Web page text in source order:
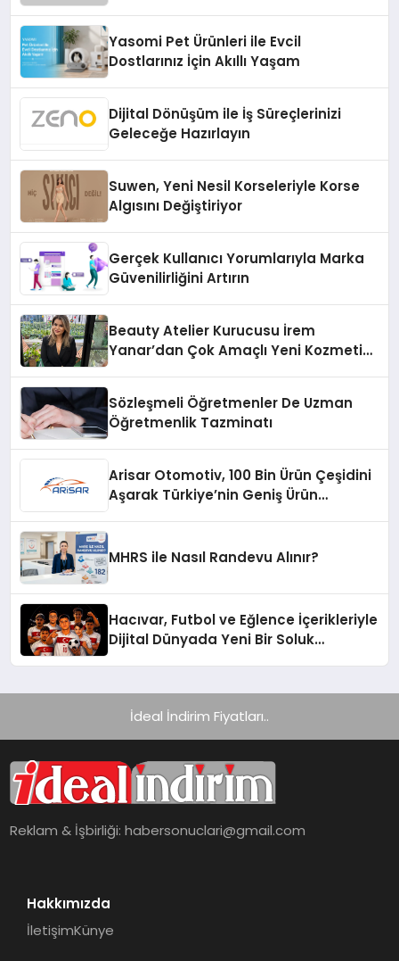
Yasomi Pet Ürünleri ile Evcil
Dostlarınız İçin Akıllı Yaşam
Dijital Dönüşüm ile İş Süreçlerinizi
Geleceğe Hazırlayın
Suwen, Yeni Nesil Korseleriyle Korse
Algısını Değiştiriyor
Gerçek Kullanıcı Yorumlarıyla Marka
Güvenilirliğini Artırın
Beauty Atelier Kurucusu İrem
Yanar’dan Çok Amaçlı Yeni Kozmetik
Sözleşmeli Öğretmenler De Uzman
Öğretmenlik Tazminatı
Arisar Otomotiv, 100 Bin Ürün Çeşidini
Aşarak Türkiye’nin Geniş Ürün
MHRS ile Nasıl Randevu Alınır?
Hacıvar, Futbol ve Eğlence İçerikleriyle
Dijital Dünyada Yeni Bir Soluk
İdeal İndirim Fiyatları..
Reklam & İşbirliği:habersonuclari@gmail.com
Hakkımızda
İletişimKünye